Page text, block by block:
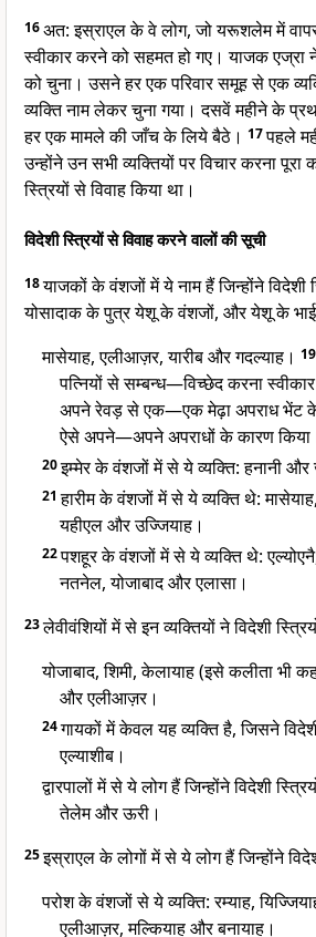
16अत: इस्राएल के वे लोग, जो यरूशलेम में
स्वीकार करने को सहमत हो गए। याजक एज्रा
को चुना। उसने हर एक परिवार समूह से एक
व्यक्ति नाम लेकर चुना गया। दसवें महीने के
हर एक मामले की जाँच के लिये बैठे। 17पहले
उन्होंने उन सभी व्यक्तियों पर विचार करना पूरा
स्त्रियों से विवाह किया था।
विदेशी स्त्रियों से विवाह करने वालों की सूची
18याजकों के वंशजों में ये नाम हैं जिन्होंने विदेशी
योसादाक के पुत्र येशू के वंशजों, और येशू के
मासेयाह, एलीआज़र, यारीब और गदल्याह।
पत्नियों से सम्बन्ध—विच्छेद करना
अपने रेवड़ से एक—एक मेढ़ा अपराध भेंट
ऐसे अपने—अपने अपराधों के कारण
20इम्मेर के वंशजों में से ये व्यक्ति: हनानी और
21हारीम के वंशजों में से ये व्यक्ति थे:
यहीएल और उज्जियाह।
22पशहूर के वंशजों में से ये व्यक्ति थे:
नतनेल, योजाबाद और एलासा।
23लेवीवंशियों में से इन व्यक्तियों ने विदेशी
योजाबाद, शिमी, केलायाह (इसे कलीता भी
और एलीआज़र।
24गायकों में केवल यह व्यक्ति है, जिसने
एल्याशीब।
द्वारपालों में से ये लोग हैं जिन्होंने विदेशी
तेलेम और ऊरी।
25इस्राएल के लोगों में से ये लोग हैं जिन्होंने
परोश के वंशजों से ये व्यक्ति: रम्याह,
एलीआज़र, मल्कियाह और बनायाह।